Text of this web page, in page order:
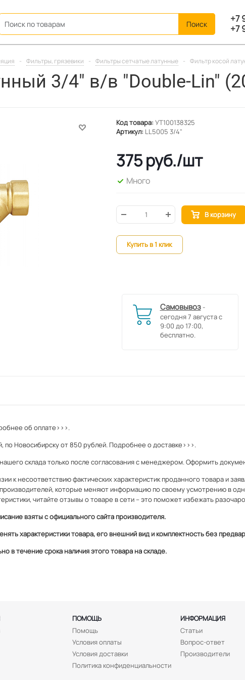
+7
+7
- Фильтры, грязевики - Фильтры сетчатые латунные - Фильтр косой
3/4" в/в "Double-Lin"
Код товара: УТ100138325
Артикул: LL5005 3/4"
375руб./шт
Много
В корзину
Купить в 1 клик
Самовывоз-
сегодня 7 августа с
9:00 до 17:00,
бесплатно.
об оплате>>>.
по Новосибирску от 850 рублей. Подробнее о доставке>>>.
склада только после согласования с менеджером. Оформить
к несоответствию фактических характеристик проданного товара и
которые меняют информацию по своему усмотрению в
читайте отзывы о товаре в сети – это поможет избежать
взяты с официального сайта производителя.
характеристики товара, его внешний вид и комплектность без
в течение срока наличия этого товара на складе.
ПОМОЩЬ
ИНФОРМАЦИЯ
Помощь
Условия оплаты
Условия доставки
Политика конфиденциальности
Статьи
Вопрос-ответ
Производители